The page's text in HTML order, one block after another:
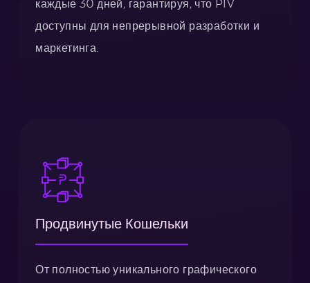
каждые 30 дней, гарантируя, что PIV
доступны для непрерывной разработки и
маркетинга.
Продвинутые Кошельки
От полностью уникального графического